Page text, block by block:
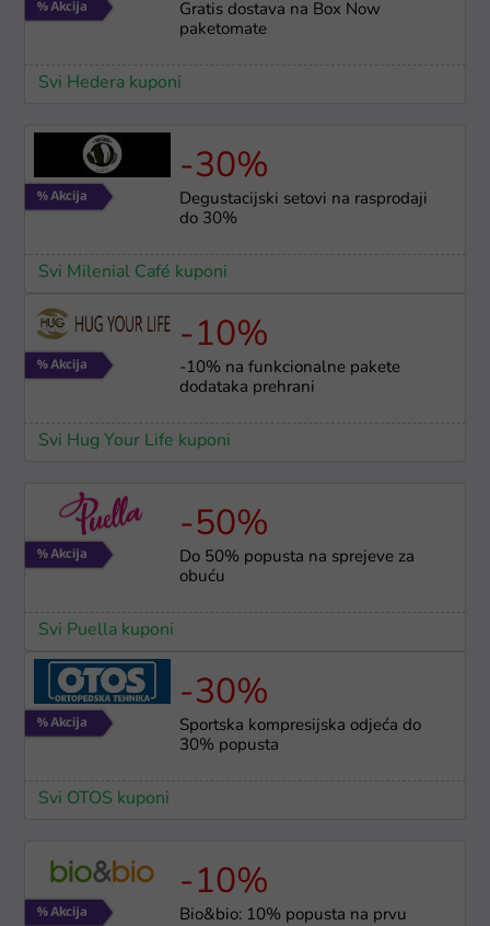
Gratis dostava na Box Now
paketomate
Svi Hedera kuponi
-30%
Degustacijski setovi na rasprodaji
do 30%
Svi Milenial Café kuponi
-10%
-10% na funkcionalne pakete
dodataka prehrani
Svi Hug Your Life kuponi
-50%
Do 50% popusta na sprejeve za
obuću
Svi Puella kuponi
-30%
Sportska kompresijska odjeća do
30% popusta
Svi OTOS kuponi
-10%
Bio&bio: 10% popusta na prvu